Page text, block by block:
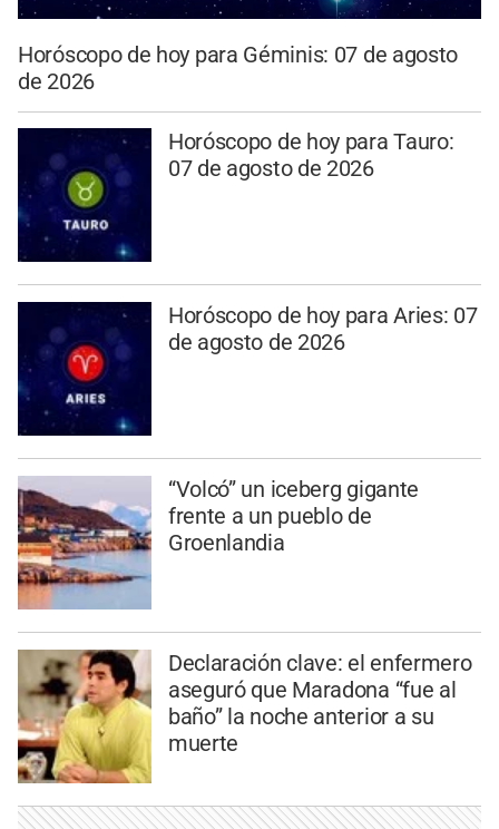
Horóscopo de hoy para Géminis: 07 de agosto
de 2026
Horóscopo de hoy para Tauro:
07 de agosto de 2026
Horóscopo de hoy para Aries: 07
de agosto de 2026
“Volcó” un iceberg gigante
frente a un pueblo de
Groenlandia
Declaración clave: el enfermero
aseguró que Maradona “fue al
baño” la noche anterior a su
muerte